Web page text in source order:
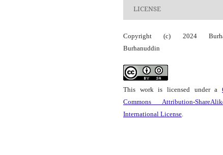
LICENSE
Copyright (c) 2024
Burhanuddin
This work is licensed under a
Commons Attribution-
International License